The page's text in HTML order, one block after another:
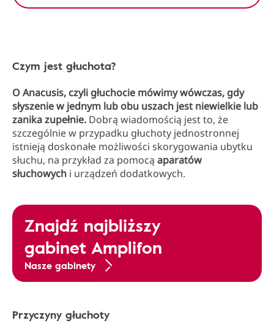
Czym jest głuchota?
O Anacusis, czyli głuchocie mówimy wówczas, gdy
słyszenie w jednym lub obu uszach jest niewielkie lub
zanika zupełnie. Dobrą wiadomością jest to, że
szczególnie w przypadku głuchoty jednostronnej
istnieją doskonałe możliwości skorygowania ubytku
słuchu, na przykład za pomocą aparatów
słuchowych i urządzeń dodatkowych.
Znajdź najbliższy
gabinet Amplifon
Nasze gabinety
Przyczyny głuchoty